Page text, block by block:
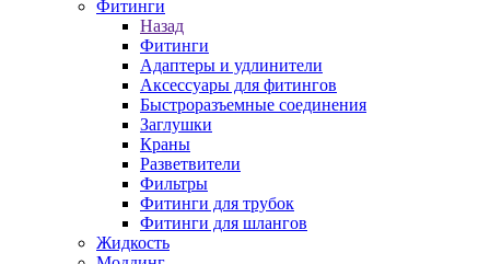
Фитинги
Назад
Фитинги
Адаптеры и удлинители
Аксессуары для фитингов
Быстроразъемные соединения
Заглушки
Краны
Разветвители
Фильтры
Фитинги для трубок
Фитинги для шлангов
Жидкость